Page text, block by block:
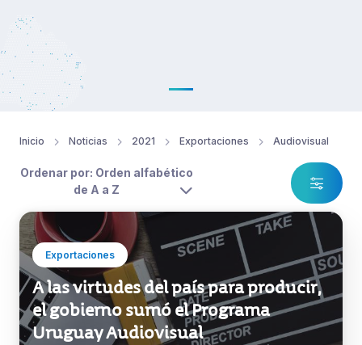
Inicio Noticias 2021 Exportaciones Audiovisual
Ordenar por: Orden alfabético
de A a Z
Exportaciones
A las virtudes del país para producir,
el gobierno sumó el Programa
Uruguay Audiovisual